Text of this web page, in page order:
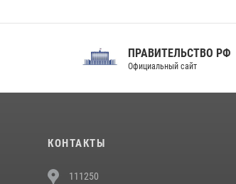
ПРАВИТЕЛЬСТВО РФ
Официальный сайт
КОНТАКТЫ
111250